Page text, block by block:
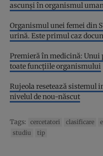
ascunși în organismul
Organismul unei femei din
urină. Este primul caz
Premieră în medicină:
toate funcţiile organismului
Rujeola resetează
nivelul de nou-născut
Tags: cercetatori clasificare
studiu
tip